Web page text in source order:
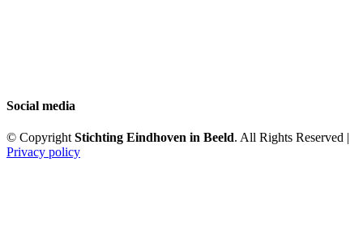
Social media
© Copyright Stichting Eindhoven in Beeld. All Rights Reserved |
Privacy policy